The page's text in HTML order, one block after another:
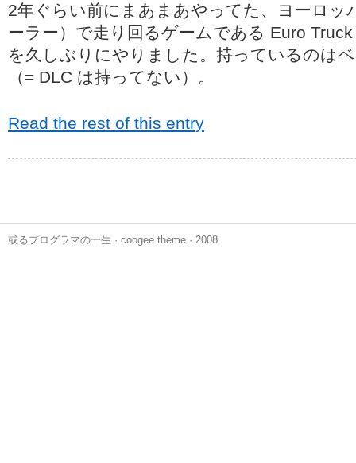
2年ぐらい前にまあまあやってた、ヨーロッ
ーラー）で走り回るゲームである Euro
を久しぶりにやりました。持っているのは
（= DLC は持ってない）。
Read the rest of this entry
或るプログラマの一生 · coogee theme · 2008